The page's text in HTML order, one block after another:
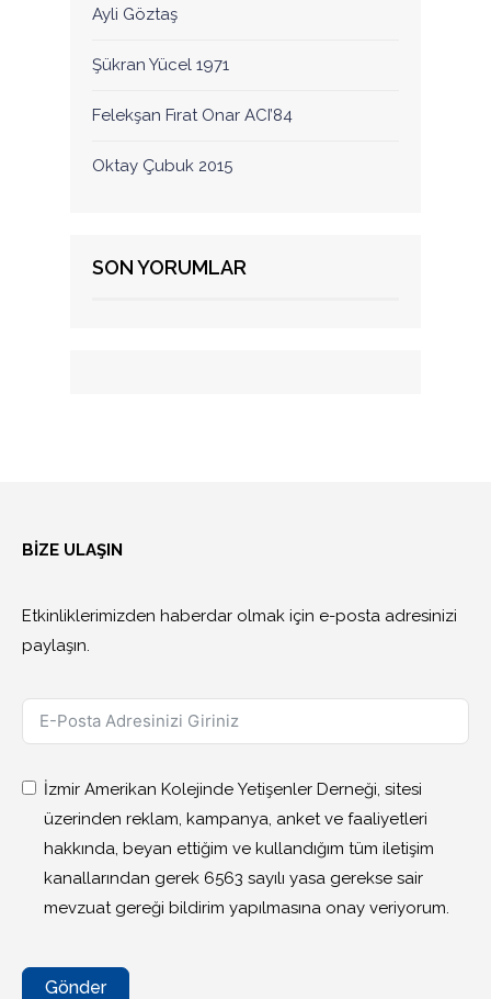
Ayli Göztaş
Şükran Yücel 1971
Felekşan Fırat Onar ACI’84
Oktay Çubuk 2015
SON YORUMLAR
BİZE ULAŞIN
Etkinliklerimizden haberdar olmak için e-posta adresinizi
paylaşın.
İzmir Amerikan Kolejinde Yetişenler Derneği, sitesi
üzerinden reklam, kampanya, anket ve faaliyetleri
hakkında, beyan ettiğim ve kullandığım tüm iletişim
kanallarından gerek 6563 sayılı yasa gerekse sair
mevzuat gereği bildirim yapılmasına onay veriyorum.
Gönder